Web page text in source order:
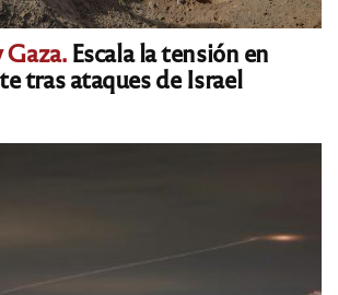
Gaza.Escala la tensión en
tras ataques de Israel